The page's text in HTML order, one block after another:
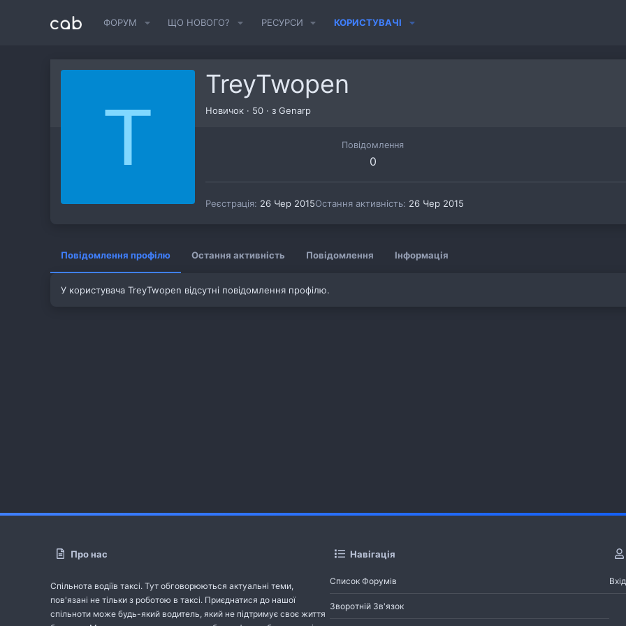
ФОРУМ ЩО НОВОГО? РЕСУРСИ КОРИСТУВАЧІ
T
TreyTwopen
Новичок · 50 · з Genarp
Повідомлення
0
Реєстрація 26 Чер 2015Остання активність 26 Чер 2015
Повідомлення профілю Остання активність Повідомлення Інформація
У користувача TreyTwopen відсутні повідомлення профілю.
Про нас
Спільнота водіїв таксі. Тут обговорюються актуальні теми,
пов'язані не тільки з роботою в таксі. Приєднатися до нашої
спільноти може будь-який водитель, який не підтримує своє життя
Навігація
Список Форумів
Зворотній Зв'язок
Вхід